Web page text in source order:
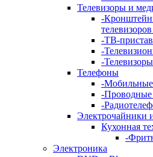
Телевизоры и
-
-ТВ-
-
-
Телефоны
-
-
-
Электрочайники
Кухонная
-
Электроника